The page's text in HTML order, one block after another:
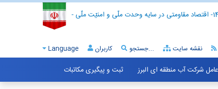
- اقتصاد مقاومتی در سایه وحدت ملّی و امنیّت ملّی -
Language کاربران جستجو... نقشه سایت
عامل شرکت آب منطقه ای البرز ثبت و پیگیری مکاتبات